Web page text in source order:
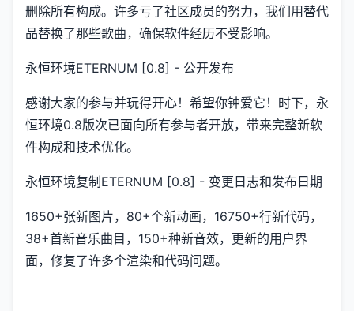
删除所有构成。许多亏了社区成员的努力，我们用替代
品替换了那些歌曲，确保软件经历不受影响。
永恒环境ETERNUM [0.8] - 公开发布
感谢大家的参与并玩得开心！希望你钟爱它！时下，永
恒环境0.8版次已面向所有参与者开放，带来完整新软
件构成和技术优化。
永恒环境复制ETERNUM [0.8] - 变更日志和发布日期
1650+张新图片，80+个新动画，16750+行新代码，
38+首新音乐曲目，150+种新音效，更新的用户界
面，修复了许多个渲染和代码问题。